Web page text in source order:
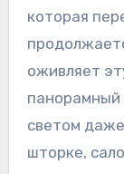
которая
оживляет
панорамный
светом
шторке,